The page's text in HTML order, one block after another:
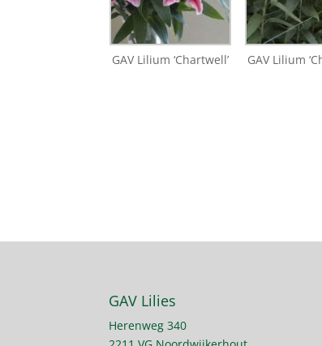
GAV Lilium ‘Chartwell’ GAV Lilium
GAV Lilies
Herenweg 340